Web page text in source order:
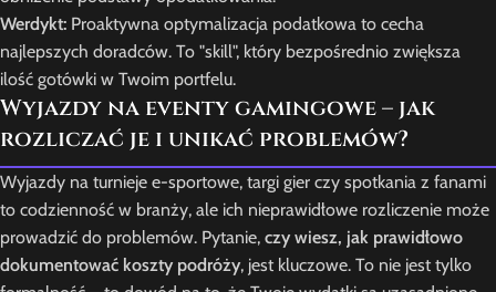
Werdykt: Proaktywna optymalizacja podatkowa to cecha
najlepszych doradców. To "skill", który bezpośrednio zwiększa
ilość gotówki w Twoim portfelu.
Wyjazdy na eventy gamingowe – jak
rozliczać je i unikać problemów?
Wyjazdy na turnieje e-sportowe, targi gier czy spotkania z fanami
to codzienność w branży, ale ich nieprawidłowe rozliczenie może
prowadzić do problemów. Pytanie, czy wiesz, jak prawidłowo
dokumentować koszty podróży, jest kluczowe. To nie jest tylko